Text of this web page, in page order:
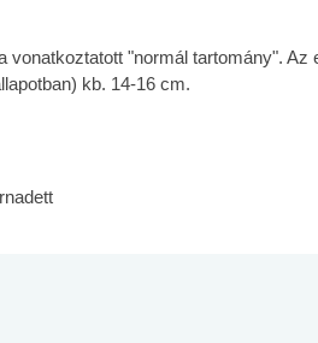
vonatkoztatott "normál tartomány". Az
kb. 14-16 cm.